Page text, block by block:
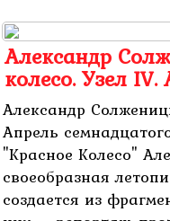
Александр
колесо. Узел
Александр
Апрель
"Красное Колесо"
своеобразная
создается из